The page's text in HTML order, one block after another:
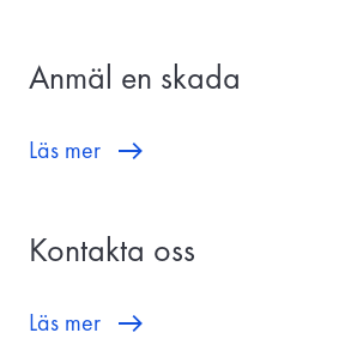
Anmäl en skada
Läs mer
Kontakta oss
Läs mer